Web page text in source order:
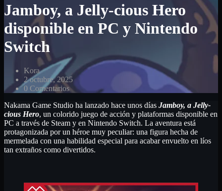
Jamboy, a Jelly-cious Hero
disponible en PC y Nintendo
Switch
Kora
2 octubre, 2025
0 Comentarios
Nakama Game Studio ha lanzado hace unos días Jamboy, a Jelly-
cious Hero, un colorido juego de acción y plataformas disponible en
PC a través de Steam y en Nintendo Switch. La aventura está
protagonizada por un héroe muy peculiar: una figura hecha de
mermelada con una habilidad especial para acabar envuelto en líos
tan extraños como divertidos.